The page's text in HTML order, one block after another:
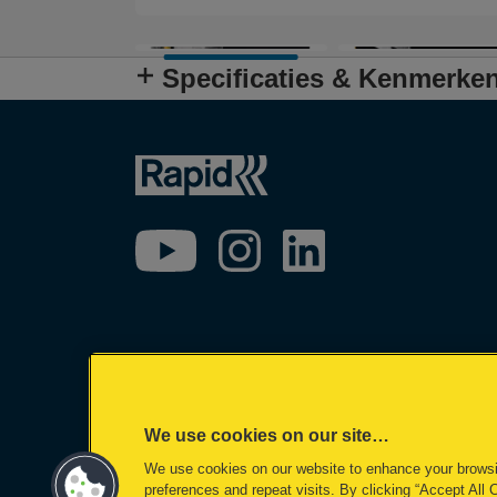
Specificaties &
©2026 ACCO Brands
We use cookies on our site…
We use cookies on our website to enhance your
preferences and repeat visits. By clicking “Accept All